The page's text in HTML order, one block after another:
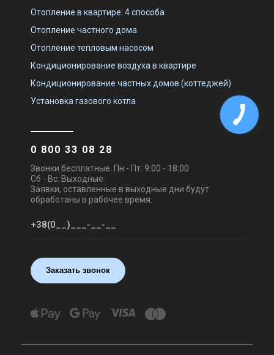
Отопление в квартире: 4 способа
Отопление частного дома
Отопление тепловым насосом
Кондиционирование воздуха в квартире
Кондиционирование частных домов (коттеджей)
Установка газового котла
0 800 33 08 28
Звонки бесплатные. Пн - Пт: 9:00 - 18:00
Сб - Вс: Выходные.
Заявки, оставленные в выходные дни будут
обработаны в рабочее время.
Заказать звонок